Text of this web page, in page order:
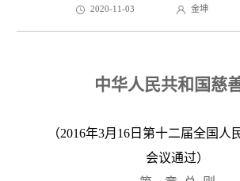
2020-11-03 金坤
中华人民共和国慈
（2016年3月 16 日第十二届全国人
会议通过）